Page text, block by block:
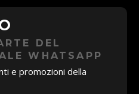
DEL
WHATSAPP
e promozioni della